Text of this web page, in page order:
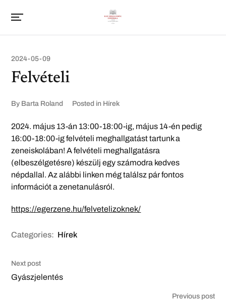
2024-05-09
Felvételi
By Barta Roland Posted in Hírek
2024. május 13-án 13:00-18:00-ig, május 14-én pedig
16:00-18:00-ig felvételi meghallgatást tartunk a
zeneiskolában! A felvételi meghallgatásra
(elbeszélgetésre) készülj egy számodra kedves
népdallal. Az alábbi linken még találsz pár fontos
információt a zenetanulásról.
https://egerzene.hu/felvetelizoknek/
Categories: Hírek
Next post
Gyászjelentés
Previous post